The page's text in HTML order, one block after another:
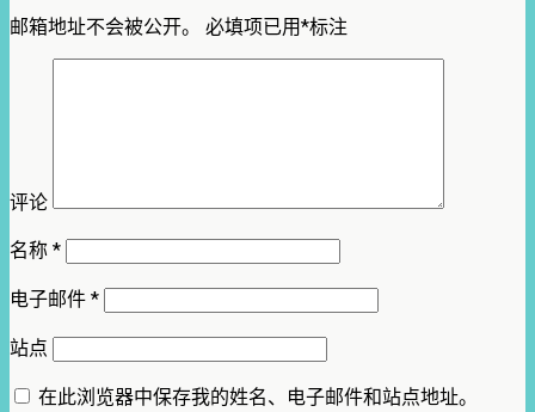
邮箱地址不会被公开。 必填项已用*标注
评论
名称 *
电子邮件 *
站点
在此浏览器中保存我的姓名、电子邮件和站点地址。